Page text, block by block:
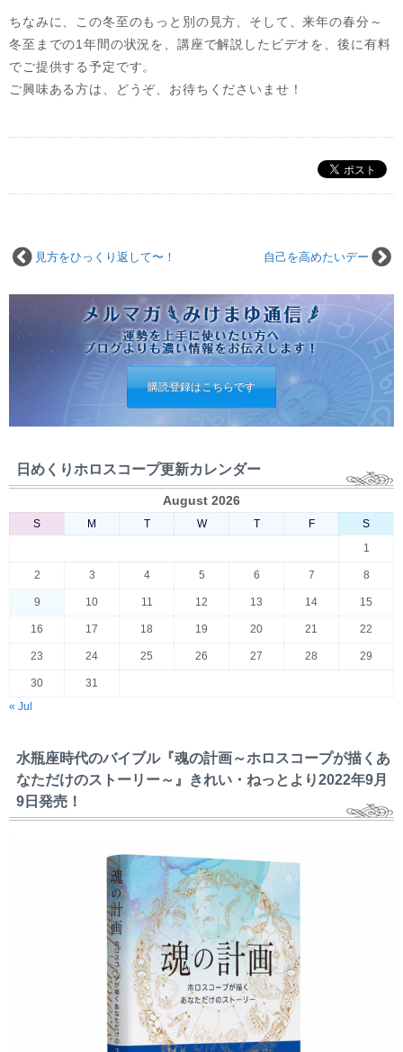
ちなみに、この冬至のもっと別の見方、そして、来年の春分～
冬至までの1年間の状況を、講座で解説したビデオを、後に有料
でご提供する予定です。
ご興味ある方は、どうぞ、お待ちくださいませ！
自己を高めたいデー
見方をひっくり返して〜！
購読登録はこちらです
日めくりホロスコープ更新カレンダー
August 2026
S M T W T F
S
1
2 3 4 5 6 7 8
9 10 11 12 13 14 15
16 17 18 19 20 21 22
23 24 25 26 27 28 29
30
31
« Jul
水瓶座時代のバイブル『魂の計画～ホロスコープが描くあ
なただけのストーリー～』きれい・ねっとより2022年9月
9日発売！